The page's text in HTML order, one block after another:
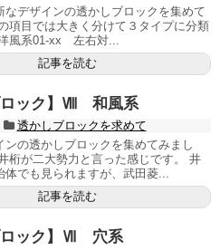
なデザインの透かしブロックを集めて
項目では大きく分けて３タイプに分類
風系01-xx 左右対...
記事を読む
ロック】Ⅷ 和風系
透かしブロックを求めて
ンの透かしブロックを集めてみまし
桁が二大勢力と言った感じです。 井
でも見られますが、武田菱...
記事を読む
ロック】Ⅶ 穴系